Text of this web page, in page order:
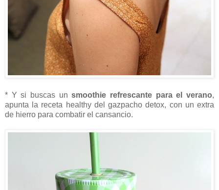
* Y si buscas unsmoothie refrescante para el verano,
apunta la receta healthy del gazpacho detox, con un extra
de hierro para combatir el cansancio.